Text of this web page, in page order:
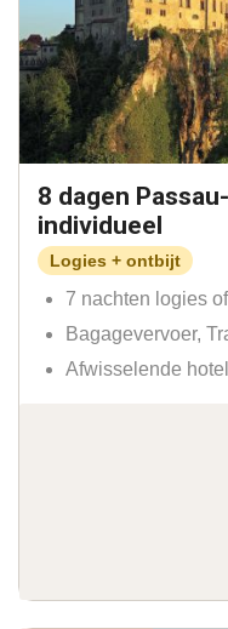
8 dagen
individueel
Logies + ontbijt
7 nachten logies
Bagagevervoer,
Afwisselende